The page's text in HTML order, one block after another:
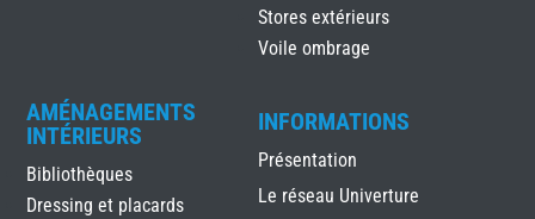
Stores extérieurs
Voile ombrage
AMÉNAGEMENTS
INTÉRIEURS
Bibliothèques
Dressing et placards
INFORMATIONS
Présentation
Le réseau Univerture